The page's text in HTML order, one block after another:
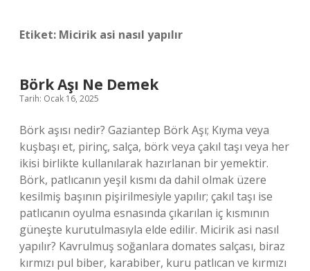
Etiket: Micirik asi nasıl yapılır
Börk Aşı Ne Demek
Tarih: Ocak 16, 2025
Börk aşısı nedir? Gaziantep Börk Aşı; Kıyma veya
kuşbaşı et, pirinç, salça, börk veya çakıl taşı veya her
ikisi birlikte kullanılarak hazırlanan bir yemektir.
Börk, patlıcanın yeşil kısmı da dahil olmak üzere
kesilmiş başının pişirilmesiyle yapılır; çakıl taşı ise
patlıcanın oyulma esnasında çıkarılan iç kısmının
güneşte kurutulmasıyla elde edilir. Micirik asi nasıl
yapılır? Kavrulmuş soğanlara domates salçası, biraz
kırmızı pul biber, karabiber, kuru patlıcan ve kırmızı